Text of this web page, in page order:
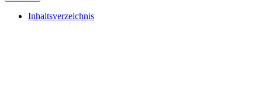
Inhaltsverzeichnis